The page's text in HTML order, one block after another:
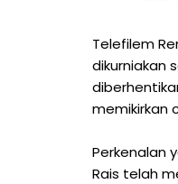
Telefilem
dikurniakan
memikirkan
Perkenalan
Rais telah